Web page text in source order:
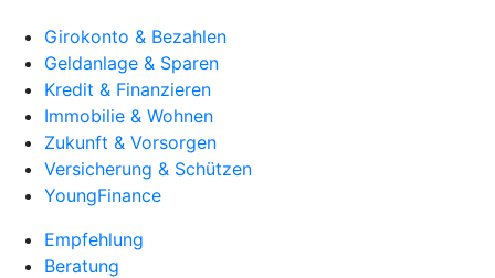
Girokonto & Bezahlen
Geldanlage & Sparen
Kredit & Finanzieren
Immobilie & Wohnen
Zukunft & Vorsorgen
Versicherung & Schützen
YoungFinance
Empfehlung
Beratung